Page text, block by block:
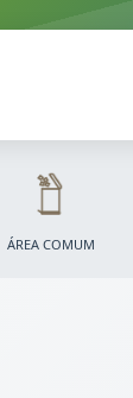
ÁREA COMUM